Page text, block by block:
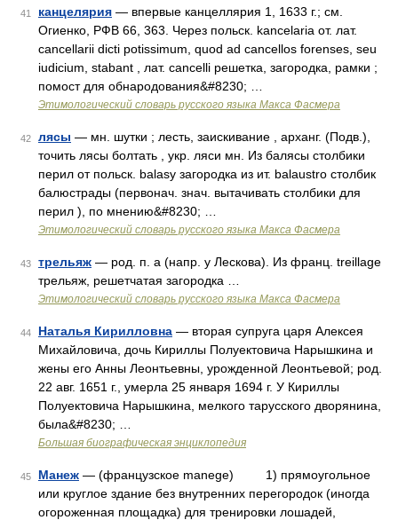
41 канцелярия — впервые канцеллярия 1, 1633 г.; см.
Огиенко, РФВ 66, 363. Через польск. kancelaria от. лат.
саnсеllаrii dicti potissimum, quod аd саnсеllоs forenses, sеu
iudicium, stabant , лат. саnсеlli решетка, загородка, рамки ;
помост для обнародования&#8230; …
Этимологический словарь русского языка Макса Фасмера
42 лясы — мн. шутки ; лесть, заискивание , арханг. (Подв.),
точить лясы болтать , укр. ляси мн. Из балясы столбики
перил от польск. balasy загородка из ит. balaustro столбик
балюстрады (первонач. знач. вытачивать столбики для
перил ), по мнению&#8230; …
Этимологический словарь русского языка Макса Фасмера
43 трельяж — род. п. а (напр. у Лескова). Из франц. treillage
трельяж, решетчатая загородка …
Этимологический словарь русского языка Макса Фасмера
44 Наталья Кирилловна — вторая супруга царя Алексея
Михайловича, дочь Кириллы Полуектовича Нарышкина и
жены его Анны Леонтьевны, урожденной Леонтьевой; род.
22 авг. 1651 г., умерла 25 января 1694 г. У Кириллы
Полуектовича Нарышкина, мелкого тарусского дворянина,
была&#8230; …
Большая биографическая энциклопедия
45 Манеж — (французское manege) 1) прямоугольное
или круглое здание без внутренних перегородок (иногда
огороженная площадка) для тренировки лошадей,